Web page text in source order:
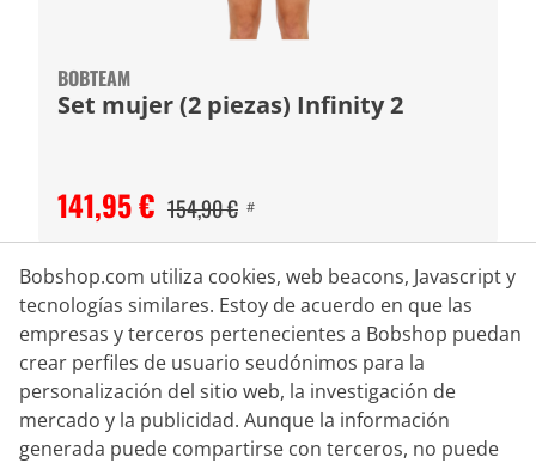
BOBTEAM
Set mujer (2 piezas) Infinity 2
141,95 € 154,90 € #
-8%
Bobshop.com utiliza cookies, web beacons, Javascript y
tecnologías similares. Estoy de acuerdo en que las
empresas y terceros pertenecientes a Bobshop puedan
crear perfiles de usuario seudónimos para la
personalización del sitio web, la investigación de
mercado y la publicidad. Aunque la información
generada puede compartirse con terceros, no puede